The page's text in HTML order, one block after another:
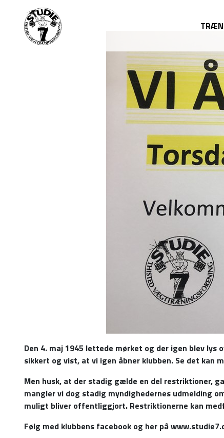
Den 4. maj 1945 lettede mørket og der igen blev
sikkert og vist, at vi igen åbner klubben. Se det kan
Men husk, at der stadig gælde en del restriktioner,
mangler vi dog stadig myndighedernes udmelding
muligt bliver offentliggjort. Restriktionerne kan
Følg med klubbens facebook og her på